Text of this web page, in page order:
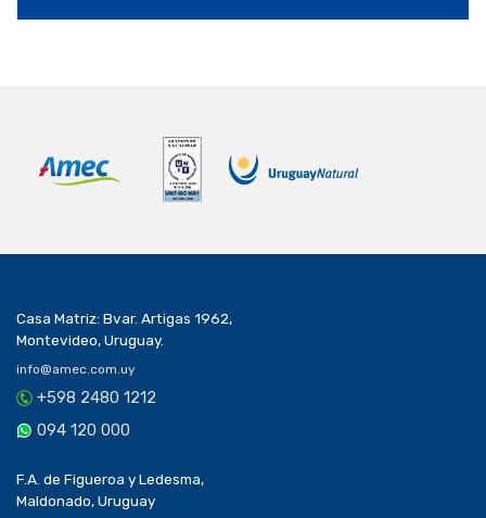
Casa Matriz: Bvar. Artigas 1962,
Montevideo, Uruguay.
info@amec.com.uy
+598 2480 1212
094 120 000
F.A. de Figueroa y Ledesma,
Maldonado, Uruguay